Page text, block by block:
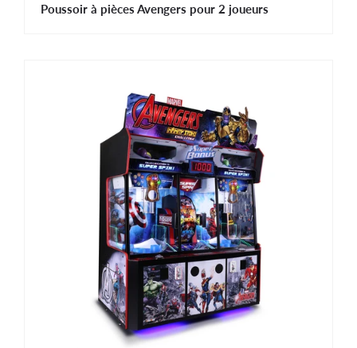
Poussoir à pièces Avengers pour 2 joueurs